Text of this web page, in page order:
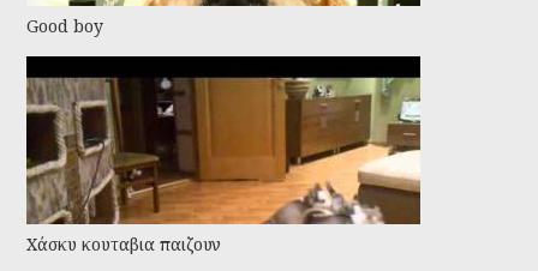
Good boy
Χάσκυ κουταβια παιζουν